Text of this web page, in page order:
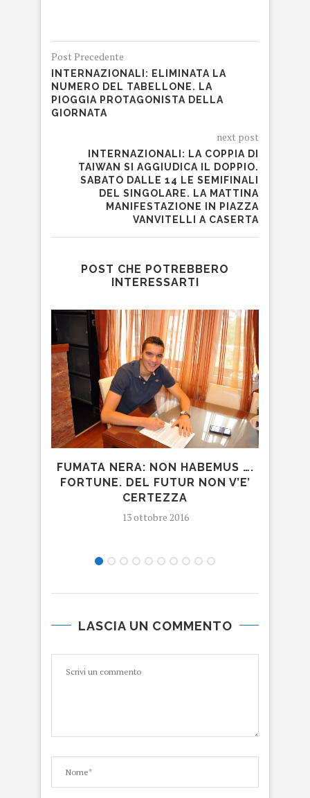
Post Precedente
INTERNAZIONALI: ELIMINATA LA
NUMERO DEL TABELLONE. LA
PIOGGIA PROTAGONISTA DELLA
GIORNATA
next post
INTERNAZIONALI: LA COPPIA DI
TAIWAN SI AGGIUDICA IL DOPPIO.
SABATO DALLE 14 LE SEMIFINALI
DEL SINGOLARE. LA MATTINA
MANIFESTAZIONE IN PIAZZA
VANVITELLI A CASERTA
POST CHE POTREBBERO
INTERESSARTI
FUMATA NERA: NON HABEMUS ….
FORTUNE. DEL FUTUR NON V’E’
CERTEZZA
13 ottobre 2016
LASCIA UN COMMENTO